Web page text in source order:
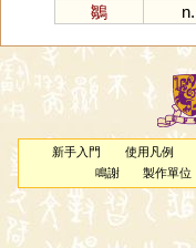
鶵
n.
新手入門 使用凡例
鳴謝
製作單位